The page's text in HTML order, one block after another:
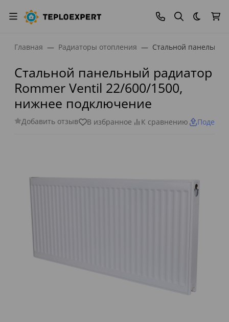
Темная
Главная Радиаторы отопления Стальной
Стальной панельный радиатор
Rommer Ventil 22/600/1500,
нижнее подключение
Добавить отзыв В избранное К сравнению